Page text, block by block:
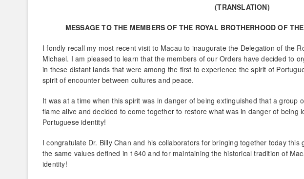
(TRANSLATION)
MESSAGE TO THE MEMBERS OF THE ROYAL BROTHERHOOD OF
I fondly recall my most recent visit to Macau to inaugurate the Delegation of the
Michael. I am pleased to learn that the members of our Orders have decided to
in these distant lands that were among the first to experience the spirit of
spirit of encounter between cultures and peace.
It was at a time when this spirit was in danger of being extinguished that a group
flame alive and decided to come together to restore what was in danger of being
Portuguese identity!
I congratulate Dr. Billy Chan and his collaborators for bringing together today
the same values ​​defined in 1640 and for maintaining the historical tradition of
identity!